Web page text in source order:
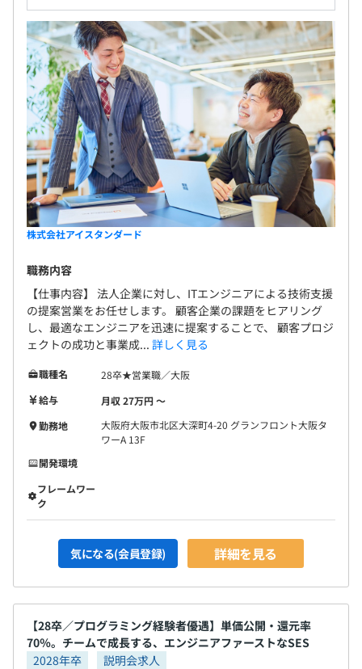
株式会社アイスタンダード
職務内容
【仕事内容】 法人企業に対し、ITエンジニアによる技術支援
の提案営業をお任せします。 顧客企業の課題をヒアリング
し、最適なエンジニアを迅速に提案することで、 顧客プロジ
ェクトの成功と事業成... 詳しく見る
職種名
28卒★営業職／大阪
給与
月収 27万円 〜
勤務地
大阪府大阪市北区大深町4-20 グランフロント大阪タ
ワーA 13F
開発環境
フレームワー
ク
気になる(会員登録) 詳細を見る
【28卒／プログラミング経験者優遇】単価公開・還元率
70％。チームで成長する、エンジニアファーストなSES
2028年卒
説明会求人